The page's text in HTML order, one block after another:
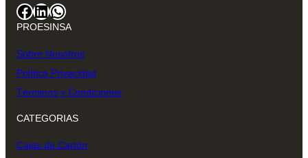
Facebook LinkedIn WhatsApp
PROESINSA
Sobre Nosotros
Política Privacidad
Términos y Condiciones
CATEGORIAS
Cajas de Cartón